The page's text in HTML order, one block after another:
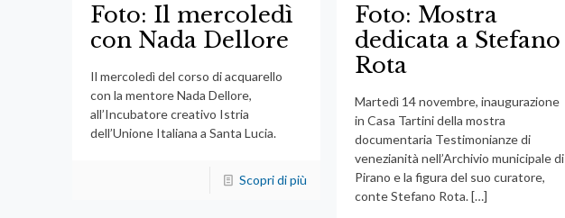
Foto: Il mercoledì
con Nada Dellore
Il mercoledì del corso di acquarello
con la mentore Nada Dellore,
all’Incubatore creativo Istria
dell’Unione Italiana a Santa Lucia.
Scopri di più
Foto: Mostra
dedicata a Stefano
Rota
Martedì 14 novembre, inaugurazione
in Casa Tartini della mostra
documentaria Testimonianze di
venezianità nell’Archivio municipale di
Pirano e la figura del suo curatore,
conte Stefano Rota.[…]